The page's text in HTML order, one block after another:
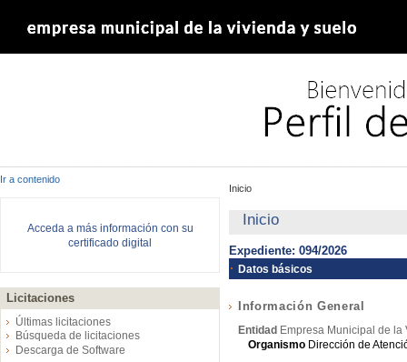
Ir a contenido
Acceda a más información con su
certificado digital
Licitaciones
Últimas licitaciones
Búsqueda de licitaciones
Descarga de Software
Inicio
Inicio
Expediente: 094/2026
Datos básicos
Información General
Entidad Empresa Municipal de
Organismo Dirección de